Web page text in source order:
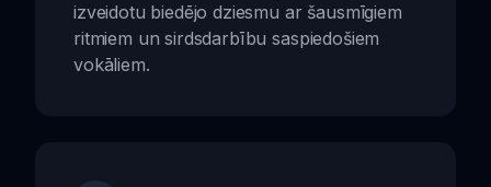
izveidotu biedējo dziesmu ar šausmīgiem
ritmiem un sirdsdarbību saspiedošiem
vokāliem.